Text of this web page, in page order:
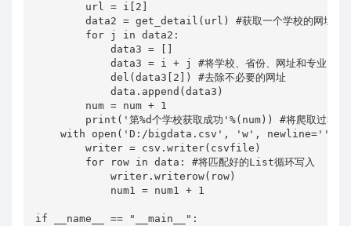
        url = i[2]
        data2 = get_detail(url) #获取一个学校的网址
        for j in data2:
            data3 = []
data3 = i + j #将学校、省份、网址和专业、科
            del(data3[2]) #去除不必要的网址
            data.append(data3)
        num = num + 1
print('第%d个学校获取成功'%(num)) #将爬取过程可
with open('D:/bigdata.csv', 'w', newline='')
        writer = csv.writer(csvfile)
        for row in data: #将匹配好的List循环写入
            writer.writerow(row)
            num1 = num1 + 1
if __name__ == "__main__":